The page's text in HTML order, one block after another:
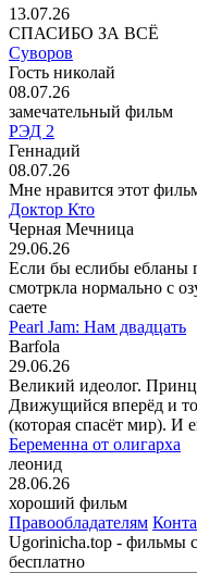
13.07.26
СПАСИБО ЗА ВСЁ
Суворов
Гость николай
08.07.26
замечательный фильм
РЭД 2
Геннадий
08.07.26
Мне нравится этот
Доктор Кто
Черная Мечница
29.06.26
Если бы еслибы ебланы
смотркла нормально с
саете
Pearl Jam: Нам двадцать
Barfola
29.06.26
Великий идеолог.
Движущийся вперёд и
(которая спасёт мир). И
Беременна от олигарха
леонид
28.06.26
хороший фильм
Правообладателям
Ugorinicha.top - фильмы
бесплатно